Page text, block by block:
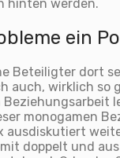
hinten werden.
ein
Beteiligter dort
auch, wirklich so
monogamen
ausdiskutiert
doppelt und